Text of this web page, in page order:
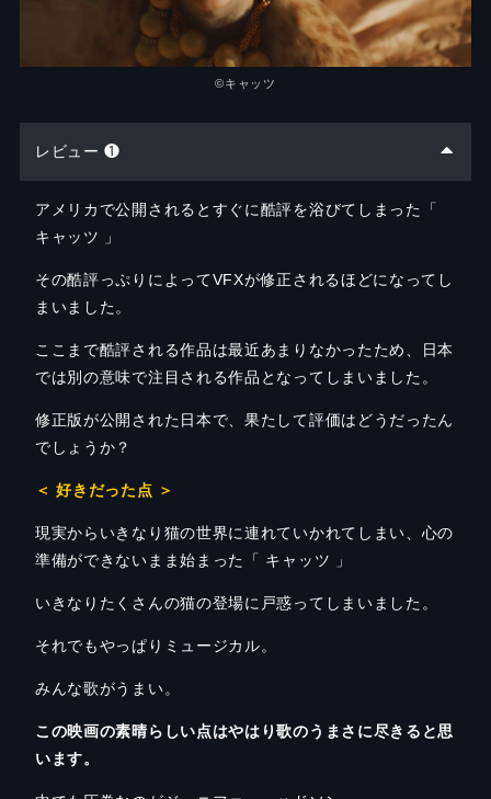
©︎キャッツ
レビュー ❶
アメリカで公開されるとすぐに酷評を浴びてしまった「
キャッツ 」
その酷評っぷりによってVFXが修正されるほどになってし
まいました。
ここまで酷評される作品は最近あまりなかったため、日本
では別の意味で注目される作品となってしまいました。
修正版が公開された日本で、果たして評価はどうだったん
でしょうか？
＜ 好きだった点 ＞
現実からいきなり猫の世界に連れていかれてしまい、心の
準備ができないまま始まった「 キャッツ 」
いきなりたくさんの猫の登場に戸惑ってしまいました。
それでもやっぱりミュージカル。
みんな歌がうまい。
この映画の素晴らしい点はやはり歌のうまさに尽きると思
います。